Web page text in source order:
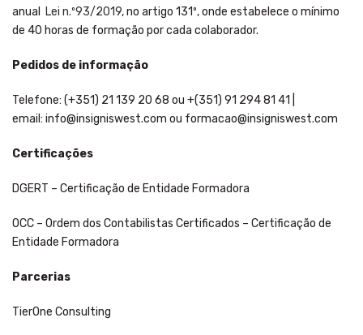
anual Lei n.º93/2019, no artigo 131º, onde estabelece o mínimo
de 40 horas de formação por cada colaborador.
Pedidos de informação
Telefone: (+351) 21 139 20 68 ou +(351) 91 294 81 41 |
email: info@insigniswest.com ou formacao@insigniswest.com
Certificações
DGERT – Certificação de Entidade Formadora
OCC – Ordem dos Contabilistas Certificados – Certificação de
Entidade Formadora
Parcerias
TierOne Consulting